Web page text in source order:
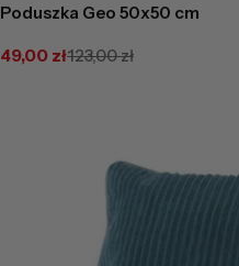
Poduszka Geo 50x50 cm
Cena
49,00 zł
Cena
123,00 zł